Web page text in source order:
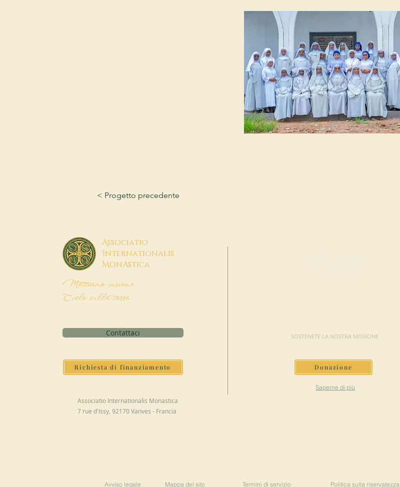
< Progetto precedente
Associatio
Internationalis
MonAstica
Mettiamo insieme
Cielo sulla terra
Contattaci
Richiesta di finanziamento
Associatio Internationalis Monastica
7 rue d'Issy, 92170 Vanves - Francia
SOSTENETE LA NOSTRA MISSIONE
Donazione
Saperne di più
Avviso legale Mappa del sito Termini di servizio Politica sulla riservatezza